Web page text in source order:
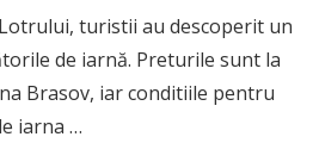
turistii au descoperit un
de iarnă. Preturile sunt la
Brasov, iar conditiile pentru
iarna …